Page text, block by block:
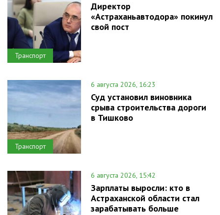
Транспорт
Директор
«Астраханьавтодора» покинул
свой пост
Транспорт
6 августа 2026, 16:23
Суд установил виновника
срыва строительства дороги
в Тишково
6 августа 2026, 15:42
Зарплаты выросли: кто в
Астраханской области стал
зарабатывать больше